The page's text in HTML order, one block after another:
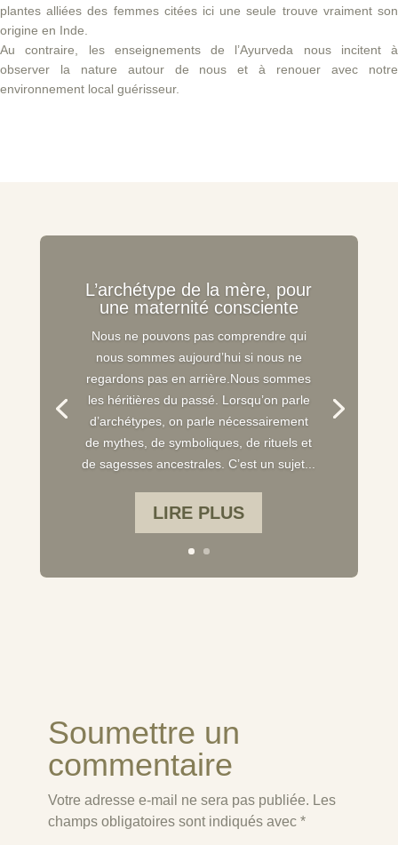
plantes alliées des femmes citées ici une seule trouve vraiment son
origine en Inde.
Au contraire, les enseignements de l’Ayurveda nous incitent à
observer la nature autour de nous et à renouer avec notre
environnement local guérisseur.
L’archétype de la mère, pour
une maternité consciente
Nous ne pouvons pas comprendre qui
nous sommes aujourd’hui si nous ne
regardons pas en arrière.Nous sommes
les héritières du passé. Lorsqu’on parle
d’archétypes, on parle nécessairement
de mythes, de symboliques, de rituels et
de sagesses ancestrales. C’est un sujet...
LIRE PLUS
Soumettre un
commentaire
Votre adresse e-mail ne sera pas publiée. Les
champs obligatoires sont indiqués avec *